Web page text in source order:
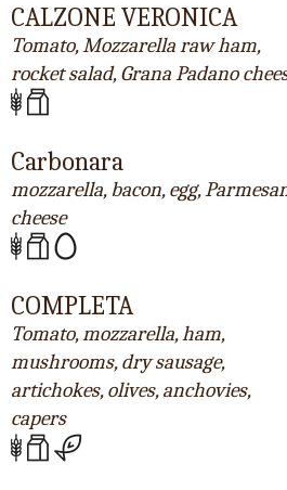
CALZONE VERONICA
Tomato, Mozzarella raw ham,
rocket salad, Grana Padano
Carbonara
mozzarella, bacon, egg,
cheese
COMPLETA
Tomato, mozzarella, ham,
mushrooms, dry sausage,
artichokes, olives, anchovies,
capers